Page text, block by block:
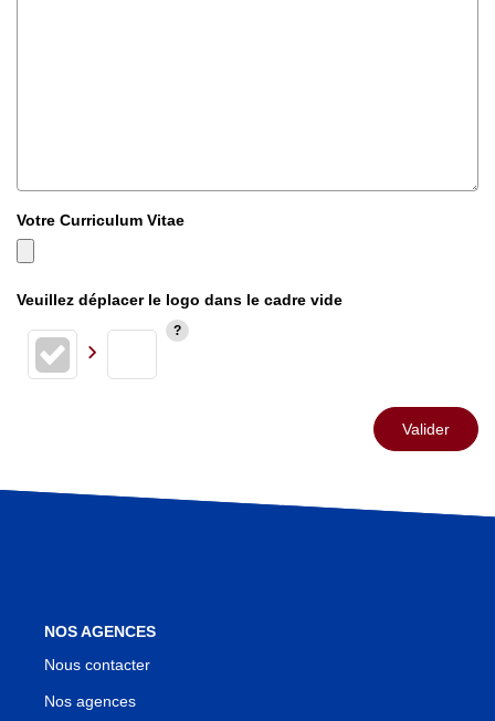
Votre Curriculum Vitae
Veuillez déplacer le logo dans le cadre vide
Valider
NOS AGENCES
Nous contacter
Nos agences